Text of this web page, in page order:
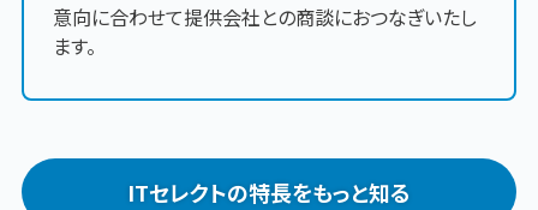
意向に合わせて提供会社との商談におつなぎいたし
ます。
ITセレクトの特長をもっと知る